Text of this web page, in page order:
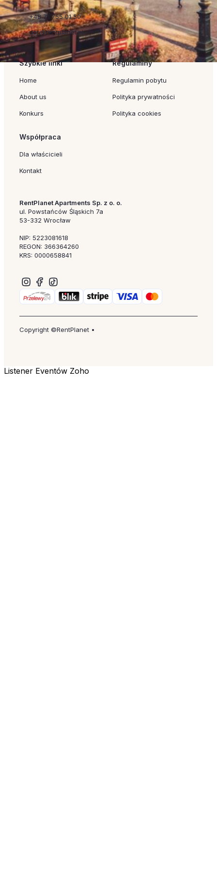
+48 71 755 01 50
dor@rentplanet.pl
Szybkie linki
Home
About us
Konkurs
Regulaminy
Regulamin pobytu
Polityka prywatności
Polityka cookies
Współpraca
Dla właścicieli
Kontakt
RentPlanet Apartments Sp. z o. o.
ul. Powstańców Śląskich 7a
53-332 Wrocław
NIP: 5223081618
REGON: 366364260
KRS: 0000658841
Copyright ©RentPlanet •
Listener Eventów Zoho